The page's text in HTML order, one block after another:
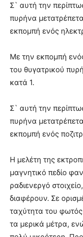
Σ` αυτή την
πυρήνα
εκπομπή ενός
Με την εκπομπή
του θυγατρικού
κατά 1.
Σ` αυτή την
πυρήνα
εκπομπή ενός
Η μελέτη της
μαγνητικό πεδίο
ραδιενεργό
διαφέρουν. Σε
ταχύτητα του
τα μερικά μέτρα,